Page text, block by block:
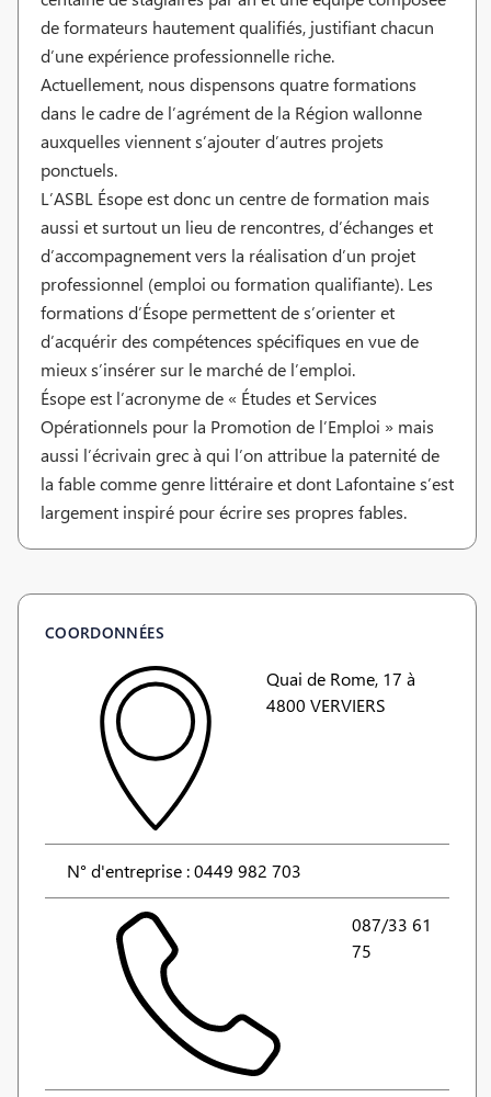
de formateurs hautement qualifiés, justifiant chacun
d’une expérience professionnelle riche.
Actuellement, nous dispensons quatre formations
dans le cadre de l’agrément de la Région wallonne
auxquelles viennent s’ajouter d’autres projets
ponctuels.
L’ASBL Ésope est donc un centre de formation mais
aussi et surtout un lieu de rencontres, d’échanges et
d’accompagnement vers la réalisation d’un projet
professionnel (emploi ou formation qualifiante). Les
formations d’Ésope permettent de s’orienter et
d’acquérir des compétences spécifiques en vue de
mieux s’insérer sur le marché de l’emploi.
Ésope est l’acronyme de « Études et Services
Opérationnels pour la Promotion de l’Emploi » mais
aussi l’écrivain grec à qui l’on attribue la paternité de
la fable comme genre littéraire et dont Lafontaine s’est
largement inspiré pour écrire ses propres fables.
COORDONNÉES
Quai de Rome, 17 à
4800 VERVIERS
N° d'entreprise : 0449 982 703
087/33 61
75